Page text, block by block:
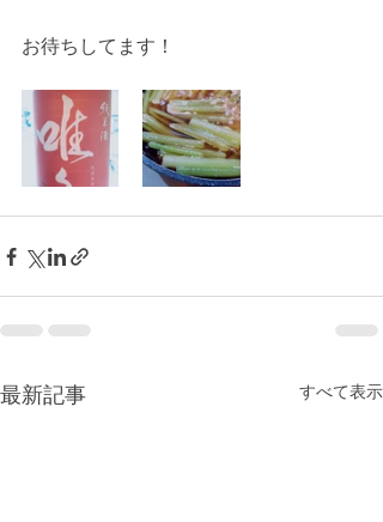
お待ちしてます！
最新記事 すべて表示